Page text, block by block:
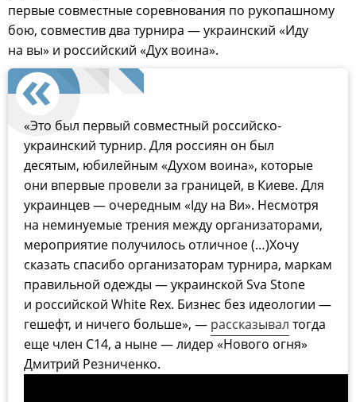
первые совместные соревнования по рукопашному
бою, совместив два турнира — украинский «Иду
на вы» и российский «Дух воина».
«Это был первый совместный российско-
украинский турнир. Для россиян он был
десятым, юбилейным «Духом воина», которые
они впервые провели за границей, в Киеве. Для
украинцев — очередным «Іду на Ви». Несмотря
на неминуемые трения между организаторами,
мероприятие получилось отличное (…)Хочу
сказать спасибо организаторам турнира, маркам
правильной одежды — украинской Sva Stone
и российской White Rex. Бизнес без идеологии —
гешефт, и ничего больше», — рассказывал тогда
еще член С14, а ныне — лидер «Нового огня»
Дмитрий Резниченко.